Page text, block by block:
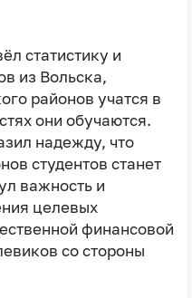
статистику и
из Вольска,
районов учатся в
они обучаются.
надежду, что
студентов станет
важность и
целевых
финансовой
со стороны